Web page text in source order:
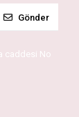
Gönder
caddesi No